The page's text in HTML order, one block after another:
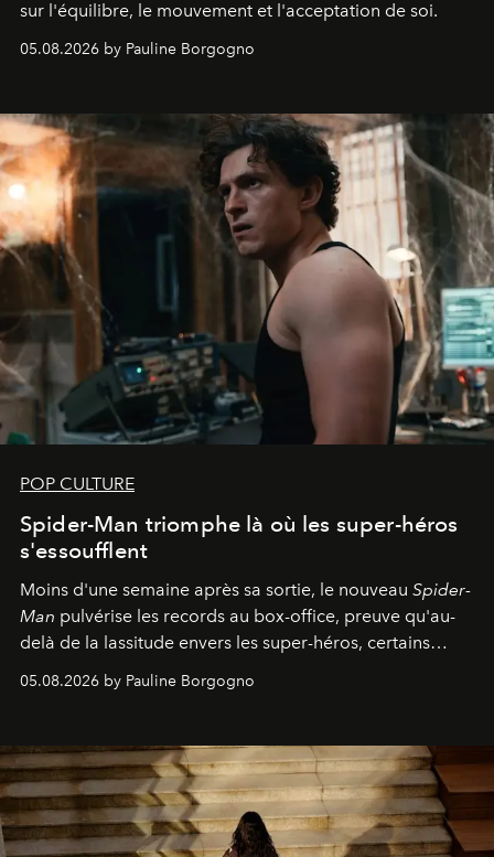
sur l'équilibre, le mouvement et l'acceptation de soi.
05.08.2026 by Pauline Borgogno
POP CULTURE
Spider-Man triomphe là où les super-héros
s'essoufflent
Moins d'une semaine après sa sortie, le nouveau Spider-
Man pulvérise les records au box-office, preuve qu'au-
delà de la lassitude envers les super-héros, certains
personnages continuent de susciter une ferveur intacte.
05.08.2026 by Pauline Borgogno